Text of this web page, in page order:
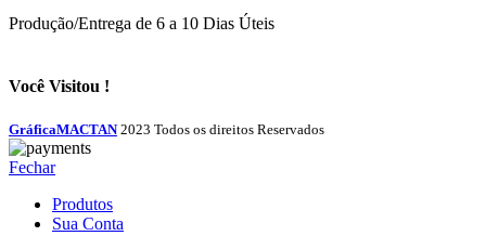
Produção/Entrega de 6 a 10 Dias Úteis
Você Visitou !
GráficaMACTAN 2023 Todos os direitos Reservados
Fechar
Produtos
Sua Conta